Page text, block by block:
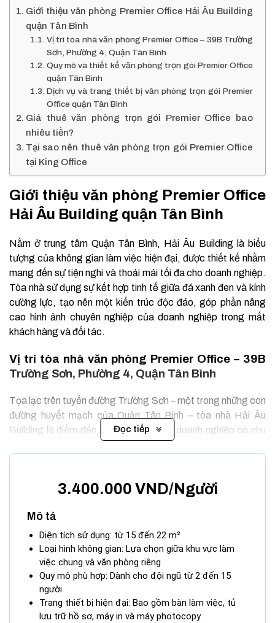
Giới thiệu văn phòng Premier Office Hải Âu Building
quận Tân Bình
Vị trí tòa nhà văn phòng Premier Office – 39B Trường
Sơn, Phường 4, Quận Tân Bình
Quy mô và thiết kế văn phòng trọn gói Premier Office
quận Tân Bình
Dịch vụ và trang thiết bị văn phòng trọn gói Premier
Office quận Tân Bình
Giá thuê văn phòng trọn gói Premier Office bao
nhiêu tiền?
Tại sao nên thuê văn phòng trọn gói Premier Office
tại King Office
Giới thiệu văn phòng Premier Office
Hải Âu Building quận Tân Bình
Nằm ở trung tâm Quận Tân Bình, Hải Âu Building là biểu
tượng của không gian làm việc hiện đại, được thiết kế nhằm
mang đến sự tiện nghi và thoải mái tối đa cho doanh nghiệp.
Tòa nhà sử dụng sự kết hợp tinh tế giữa đá xanh đen và kính
cường lực, tạo nên một kiến trúc độc đáo, góp phần nâng
cao hình ảnh chuyên nghiệp của doanh nghiệp trong mắt
khách hàng và đối tác.
Vị trí tòa nhà văn phòng Premier Office – 39B
Trường Sơn, Phường 4, Quận Tân Bình
Tọa lạc trên tuyến đường Trường Sơn – một trong những con
đường huyết mạch của Quận Tân Bình – tòa nhà Hải Âu
Building là điểm đến lý tưởng cho các doanh nghiệp có nhu
Building mang đến những lợi thế về giao thông và kết nối, khi
thành phố và các quận lân cận như Phú Nhuận, Gò Vấp hay
Đọc tiếp
3.400.000 VND/Người
Mô tả
Diện tích sử dụng: từ 15 đến 22 m²
Loại hình không gian: Lựa chọn giữa khu vực làm
việc chung và văn phòng riêng
Quy mô phù hợp: Dành cho đội ngũ từ 2 đến 15
người
Trang thiết bị hiện đại: Bao gồm bàn làm việc, tủ
lưu trữ hồ sơ, máy in và máy photocopy